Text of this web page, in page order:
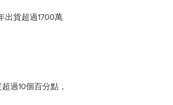
出貨超過1700萬
過10個百分點，